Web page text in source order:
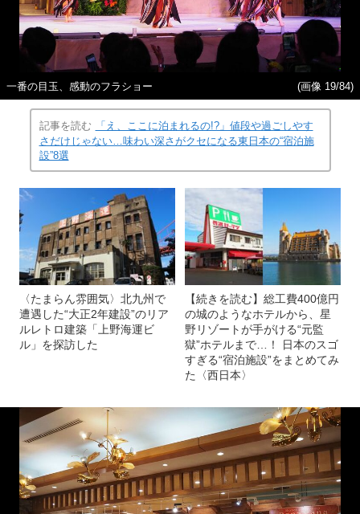
一番の目玉、感動のフラショー (画像 19/84)
記事を読む
「え、ここに泊まれるの!?」値段や過ごしやす
さだけじゃない…味わい深さがクセになる東日本の“宿泊施
設”8選
〈たまらん雰囲気〉北九州で
遭遇した“大正2年建設”のリア
ルレトロ建築「上野海運ビ
ル」を探訪した
【続きを読む】総工費400億円
の城のようなホテルから、星
野リゾートが手がける“元監
獄”ホテルまで…！ 日本のスゴ
すぎる“宿泊施設”をまとめてみ
た〈西日本〉